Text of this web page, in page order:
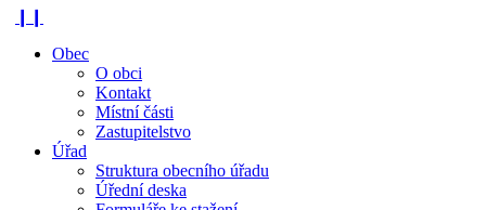
Obec
O obci
Kontakt
Místní části
Zastupitelstvo
Úřad
Struktura obecního úřadu
Úřední deska